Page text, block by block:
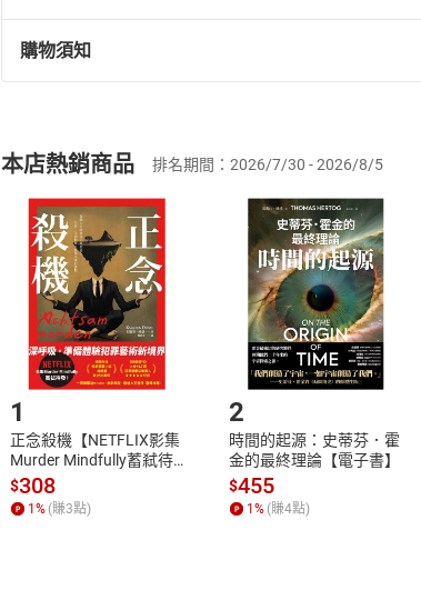
退換貨規定：
(一)依消費者保護法第19條第1項後段暨通訊
(二)消費者訂購本店鋪之商品即代表知悉本店
且已下載/存取電子書，不得請求退貨退款。
退貨方式：您欲取消訂單或辦理退貨時，請登
貨」，本店鋪將依您的申請進行審核，待審核通
請注意，樂天市場須以整筆訂單為單位進行取消
購物須知
挑選商品
Choose
放入購物車
Shopping cart
購書後，如何開始使用？
Step1.選擇閱讀載具
本店熱銷商品 排名期間：2026/7/30 - 2026/8/5
1
正念殺機【NETFLIX影集
Murder Mindfully蓄弒待
發】【電子書】
$308
1 % (賺3點)
2
時間的起源：史蒂芬．霍
金的最終理論【電子書】
$455
1 % (賺4點)